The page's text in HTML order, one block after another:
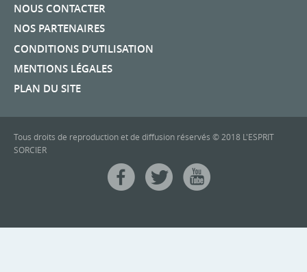
NOUS CONTACTER
NOS PARTENAIRES
CONDITIONS D’UTILISATION
MENTIONS LÉGALES
PLAN DU SITE
Tous droits de reproduction et de diffusion réservés © 2018 L'ESPRIT
SORCIER